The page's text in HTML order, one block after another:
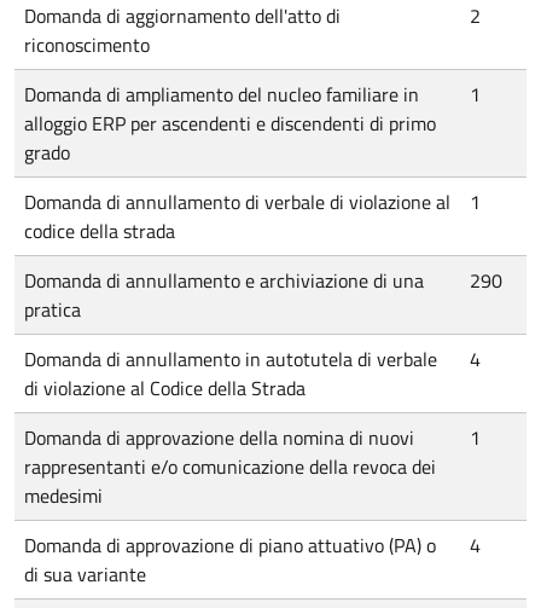
Domanda di aggiornamento dell'atto di
riconoscimento
2
Domanda di ampliamento del nucleo familiare in
alloggio ERP per ascendenti e discendenti di primo
grado
1
Domanda di annullamento di verbale di violazione al
codice della strada
1
Domanda di annullamento e archiviazione di una
pratica
290
Domanda di annullamento in autotutela di verbale
di violazione al Codice della Strada
4
Domanda di approvazione della nomina di nuovi
rappresentanti e/o comunicazione della revoca dei
medesimi
1
Domanda di approvazione di piano attuativo (PA) o
di sua variante
4